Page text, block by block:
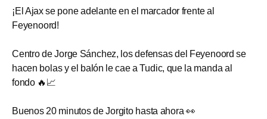
¡El Ajax se pone adelante en el marcador frente al
Feyenoord!
Centro de Jorge Sánchez, los defensas del Feyenoord se
hacen bolas y el balón le cae a Tudic, que la manda al
fondo 🔥📈
Buenos 20 minutos de Jorgito hasta ahora 👀